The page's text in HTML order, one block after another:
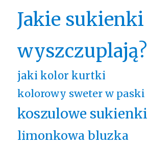
Jakie sukienki
wyszczuplają?
jaki kolor kurtki
kolorowy sweter w paski
koszulowe sukienki
limonkowa bluzka